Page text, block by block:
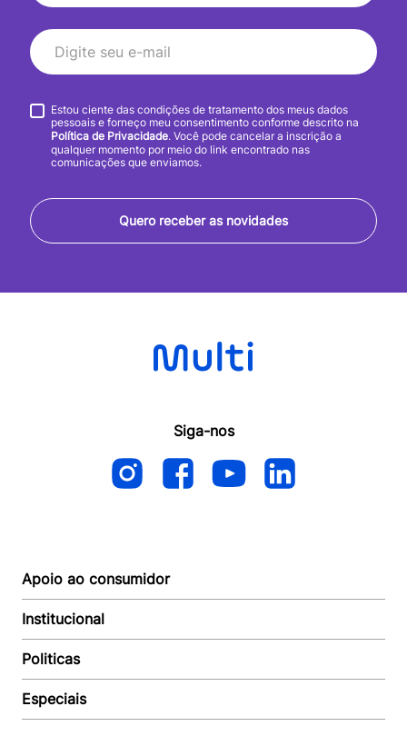
Quero receber as novidades
Estou ciente das condições de tratamento dos meus dados
pessoais e forneço meu consentimento conforme descrito na
Política de Privacidade. Você pode cancelar a inscrição a
qualquer momento por meio do link encontrado nas
comunicações que enviamos.
Siga-nos
Apoio ao consumidor
Autoatendimento
Suporte e reparo
Acompanhar Entrega
Baixe o APP
Institucional
Quem somos
Revendedor
Seja um Revendedor
Politicas
Política de Entrega
Política de Pagamento
Especiais